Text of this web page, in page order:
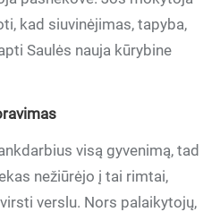
kad siuvinėjimas, tapyba,
Saulės nauja kūrybine
visą gyvenimą, tad
nežiūrėjo į tai rimtai,
verslu. Nors palaikytojų,